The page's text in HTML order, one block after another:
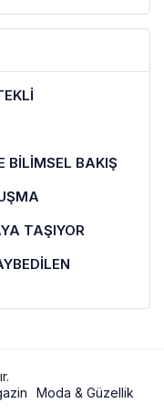
BİLİMSEL BAKIŞ
TAŞIYOR
Moda & Güzellik